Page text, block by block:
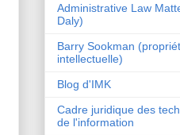
Administrative Law
Daly)
Barry Sookman
intellectuelle)
Blog d'IMK
Cadre juridique des
de l'information